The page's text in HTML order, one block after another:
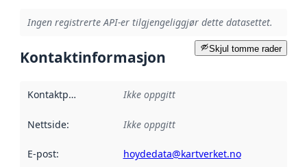
Ingen registrerte API-er tilgjengeliggjør dette datasettet.
Skjul tomme rader
Kontaktinformasjon
Kontaktpunkt Ikke oppgitt
Nettside: Ikke oppgitt
E-post: hoydedata@kartverket.no